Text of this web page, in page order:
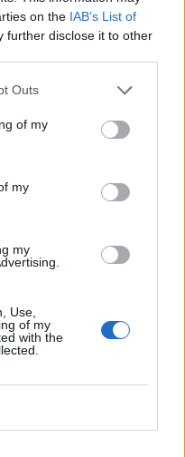
on the IAB’s List of
further disclose it to other
Outs
of my
my
my
Use,
of my
with the
за първи път
вируси
в